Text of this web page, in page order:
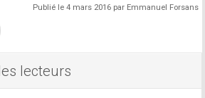
Publié le 4 mars 2016 par Emmanuel Forsans
lecteurs